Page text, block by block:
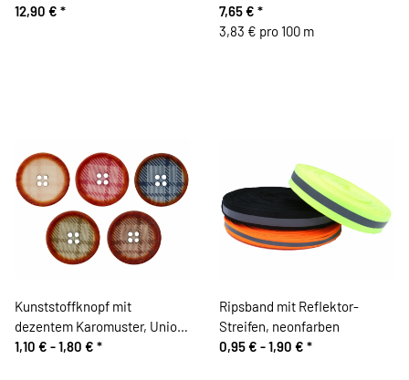
12,90 € * 7,65 € *
3,83 € pro 100 m
Kunststoffknopf mit
dezentem Karomuster, Union
Knopf
1,10 € -1,80 € *
Ripsband mit Reflektor-
Streifen, neonfarben
0,95 € -1,90 € *